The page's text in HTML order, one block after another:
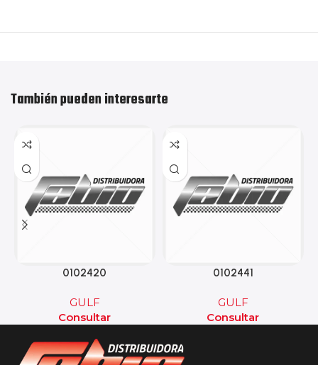
También pueden interesarte
0102420
GULF
Consultar
0102441
GULF
Consultar